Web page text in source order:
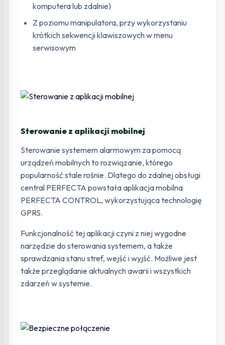
komputera lub zdalnie)
Z poziomu manipulatora, przy wykorzystaniu
krótkich sekwencji klawiszowych w menu
serwisowym
Sterowanie z aplikacji mobilnej
Sterowanie systemem alarmowym za pomocą
urządzeń mobilnych to rozwiązanie, którego
popularność stale rośnie. Dlatego do zdalnej obsługi
central PERFECTA powstała aplikacja mobilna
PERFECTA CONTROL, wykorzystująca technologię
GPRS.
Funkcjonalność tej aplikacji czyni z niej wygodne
narzędzie do sterowania systemem, a także
sprawdzania stanu stref, wejść i wyjść. Możliwe jest
także przeglądanie aktualnych awarii i wszystkich
zdarzeń w systemie.